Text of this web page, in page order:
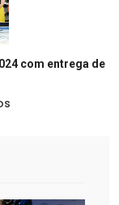
com entrega de